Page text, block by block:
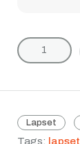
Lapset
Tags: lapset